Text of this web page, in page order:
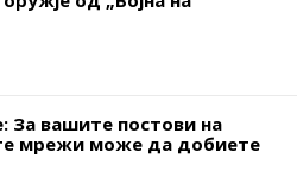
За вашите постови на
мрежи може да добиете